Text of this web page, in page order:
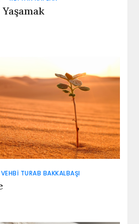
VEHBI TURAB BAKKALBAŞI